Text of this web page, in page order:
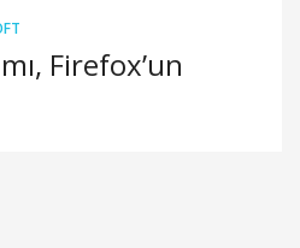
Firefox’un